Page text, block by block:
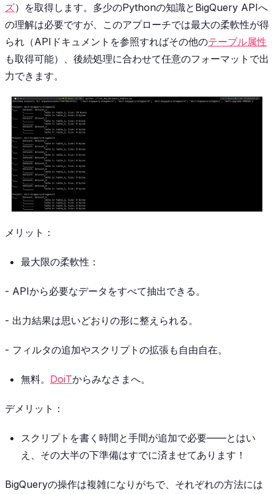
ズ）を取得します。多少のPythonの知識とBigQuery APIへ
の理解は必要ですが、このアプローチでは最大の柔軟性が得
られ（APIドキュメントを参照すればその他のテーブル属性
も取得可能）、後続処理に合わせて任意のフォーマットで出
力できます。
メリット：
最大限の柔軟性：
- APIから必要なデータをすべて抽出できる。
- 出力結果は思いどおりの形に整えられる。
- フィルタの追加やスクリプトの拡張も自由自在。
無料。 DoiTからみなさまへ。
デメリット：
スクリプトを書く時間と手間が追加で必要——とはい
え、その大半の下準備はすでに済ませてあります！
BigQueryの操作は複雑になりがちで、それぞれの方法には